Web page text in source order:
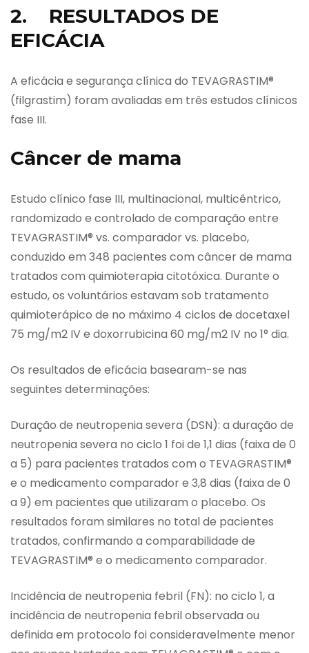
2. RESULTADOS DE
EFICÁCIA
A eficácia e segurança clínica do TEVAGRASTIM®
(filgrastim) foram avaliadas em três estudos clínicos
fase III.
Câncer de mama
Estudo clínico fase III, multinacional, multicêntrico,
randomizado e controlado de comparação entre
TEVAGRASTIM® vs. comparador vs. placebo,
conduzido em 348 pacientes com câncer de mama
tratados com quimioterapia citotóxica. Durante o
estudo, os voluntários estavam sob tratamento
quimioterápico de no máximo 4 ciclos de docetaxel
75 mg/m2 IV e doxorrubicina 60 mg/m2 IV no 1° dia.
Os resultados de eficácia basearam-se nas
seguintes determinações:
Duração de neutropenia severa (DSN): a duração de
neutropenia severa no ciclo 1 foi de 1,1 dias (faixa de 0
a 5) para pacientes tratados com o TEVAGRASTIM®
e o medicamento comparador e 3,8 dias (faixa de 0
a 9) em pacientes que utilizaram o placebo. Os
resultados foram similares no total de pacientes
tratados, confirmando a comparabilidade de
TEVAGRASTIM® e o medicamento comparador.
Incidência de neutropenia febril (FN): no ciclo 1, a
incidência de neutropenia febril observada ou
definida em protocolo foi consideravelmente menor